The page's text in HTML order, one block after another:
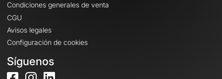
Condiciones generales de venta
CGU
Avisos legales
Configuración de cookies
Síguenos